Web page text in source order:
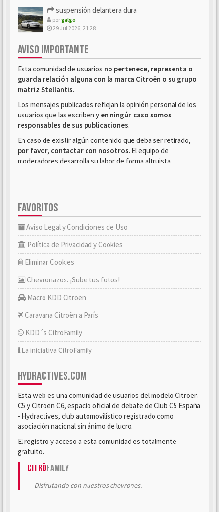
suspensión delantera dura
porgalgo
29 Jul 2026, 21:28
AVISO IMPORTANTE
Esta comunidad de usuarios no pertenece, representa o
guarda relación alguna con la marca Citroën o su grupo
matriz Stellantis.
Los mensajes publicados reflejan la opinión personal de los
usuarios que las escriben y en ningún caso somos
responsables de sus publicaciones.
En caso de existir algún contenido que deba ser retirado,
por favor, contactar con nosotros. El equipo de
moderadores desarrolla su labor de forma altruista.
FAVORITOS
Aviso Legal y Condiciones de Uso
Política de Privacidad y Cookies
Eliminar Cookies
Chevronazos: ¡Sube tus fotos!
Macro KDD Citroën
Caravana Citroën a París
KDD´s CitröFamily
La iniciativa CitröFamily
HYDRACTIVES.COM
Esta web es una comunidad de usuarios del modelo Citroën
C5 y Citroën C6, espacio oficial de debate de Club C5 España
- Hydractives, club automovilístico registrado como
asociación nacional sin ánimo de lucro.
El registro y acceso a esta comunidad es totalmente
gratuito.
CitröFamily
Disfrutando con nuestros chevrones.